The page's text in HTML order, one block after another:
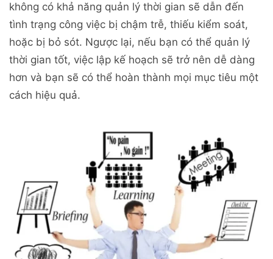
không có khả năng quản lý thời gian sẽ dẫn đến
tình trạng công việc bị chậm trễ, thiếu kiểm soát,
hoặc bị bỏ sót. Ngược lại, nếu bạn có thể quản lý
thời gian tốt, việc lập kế hoạch sẽ trở nên dễ dàng
hơn và bạn sẽ có thể hoàn thành mọi mục tiêu một
cách hiệu quả.